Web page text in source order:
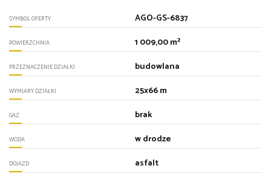
SYMBOL OFERTY AGO-GS-6837
POWIERZCHNIA 1 009,00 m²
PRZEZNACZENIE DZIAŁKI budowlana
WYMIARY DZIAŁKI 25x66 m
GAZ brak
WODA w drodze
DOJAZD asfalt